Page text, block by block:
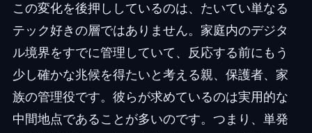
この変化を後押ししているのは、たいてい単なる
テック好きの層ではありません。家庭内のデジタ
ル境界をすでに管理していて、反応する前にもう
少し確かな兆候を得たいと考える親、保護者、家
族の管理役です。彼らが求めているのは実用的な
中間地点であることが多いのです。つまり、単発